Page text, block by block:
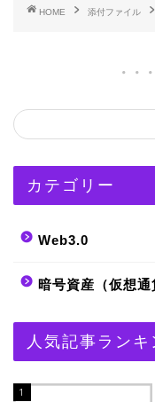
HOME 添付ファイル
カテゴリー
Web3.0
暗号資産（仮想通
人気記事ランキ
1